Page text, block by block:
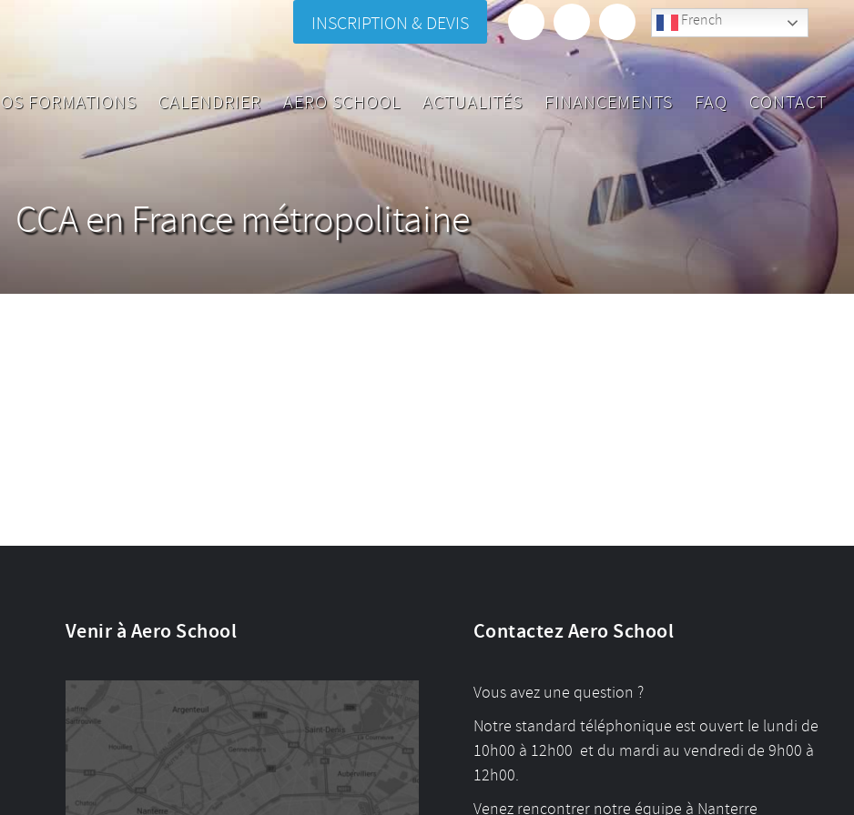
INSCRIPTION & DEVIS
FORMATIONS CALENDRIER AERO SCHOOL ACTUALITÉS FINANCEMENTS FAQ CONTACT
CCA en France métropolitaine
Venir à Aero School Contactez Aero School
Vous avez une question ?
Notre standard téléphonique est ouvert le lundi de
10h00 à 12h00 et du mardi au vendredi de 9h00 à
12h00.
Venez rencontrer notre équipe à Nanterre
French